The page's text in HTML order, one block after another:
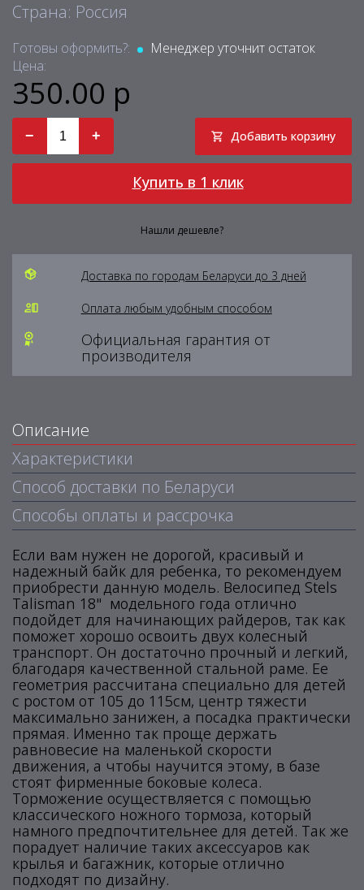
Страна: Россия
Готовы оформить?:
Менеджер уточнит остаток
Цена:
350.00 р
− + Добавить корзину
Купить в 1 клик
Нашли дешевле?
Доставка по городам Беларуси до 3 дней
Оплата любым удобным способом
Официальная гарантия от
производителя
Описание
Характеристики
Способ доставки по Беларуси
Способы оплаты и рассрочка
Если вам нужен не дорогой, красивый и
надежный байк для ребенка, то рекомендуем
приобрести данную модель. Велосипед Stels
Talisman 18" модельного года отлично
подойдет для начинающих райдеров, так как
поможет хорошо освоить двух колесный
транспорт. Он достаточно прочный и легкий,
благодаря качественной стальной раме. Ее
геометрия рассчитана специально для детей
с ростом от 105 до 115см, центр тяжести
максимально занижен, а посадка практически
прямая. Именно так проще держать
равновесие на маленькой скорости
движения, а чтобы научится этому, в базе
стоят фирменные боковые колеса.
Торможение осуществляется с помощью
классического ножного тормоза, который
намного предпочтительнее для детей. Так же
порадует наличие таких аксессуаров как
крылья и багажник, которые отлично
подходят по дизайну.